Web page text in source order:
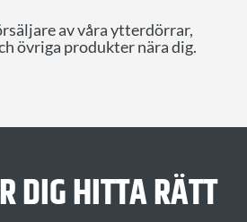
av våra ytterdörrar,
övriga produkter nära dig.
DIG HITTARÄTT